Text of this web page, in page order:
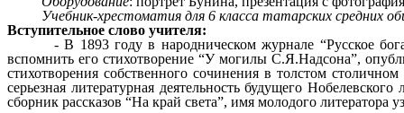
Учебник-хрестоматия для 6 класса татарских средних
Вступительное слово учителя:
- В 1893 году в народническом журнале “Русское
вспомнить его стихотворение “У могилы С.Я.Надсона”,
стихотворения собственного сочинения в толстом
серьезная литературная деятельность будущего
сборник рассказов “На край света”, имя молодого литератора